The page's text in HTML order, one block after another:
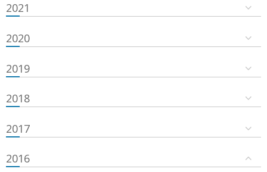
2021
2020
2019
2018
2017
2016